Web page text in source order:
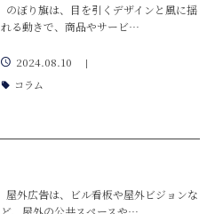
のぼり旗は、目を引くデザインと風に揺
れる動きで、商品やサービ…
2024.08.10
コラム
屋外広告は、ビル看板や屋外ビジョンな
ど、屋外の公共スペースや…